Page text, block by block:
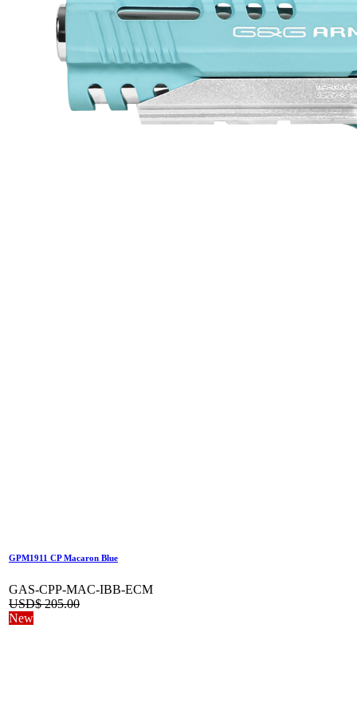
GPM1911 CP Macaron Blue
GAS-CPP-MAC-IBB-ECM
USD$205.00
New